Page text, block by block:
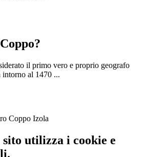
il primo vero e proprio geografo
intorno al 1470 ...
Coppo Izola
utilizza i cookie e